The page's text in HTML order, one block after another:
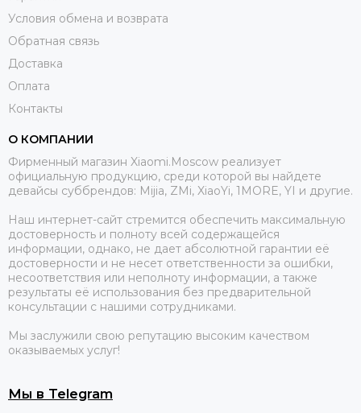
Условия обмена и возврата
Обратная связь
Доставка
Оплата
Контакты
О КОМПАНИИ
Фирменный магазин Xiaomi.Moscow реализует
официальную продукцию, среди которой вы найдете
девайсы суббрендов: Mijia, ZMi, XiaoYi, 1MORE, YI и другие.
Наш интернет-сайт стремится обеспечить максимальную
достоверность и полноту всей содержащейся
информации, однако, не дает абсолютной гарантии её
достоверности и не несет ответственности за ошибки,
несоответствия или неполноту информации, а также
результаты её использования без предварительной
консультации с нашими сотрудниками.
Мы заслужили свою репутацию высоким качеством
оказываемых услуг!
Мы в Telegram